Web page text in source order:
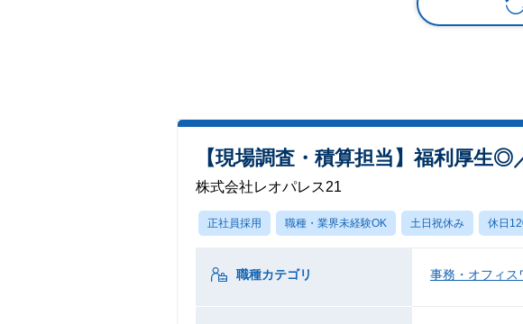
【現場調査・積算担当】福利厚生
株式会社レオパレス21
正社員採用 職種・業界未経験OK 土日祝休み 休日
職種カテゴリ 事務・オフィス